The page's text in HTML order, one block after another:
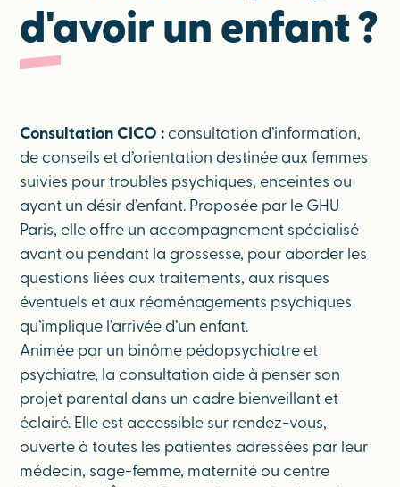
d'avoir un enfant ?
Consultation CICO : consultation d’information,
de conseils et d’orientation destinée aux femmes
suivies pour troubles psychiques, enceintes ou
ayant un désir d’enfant. Proposée par le GHU
Paris, elle offre un accompagnement spécialisé
avant ou pendant la grossesse, pour aborder les
questions liées aux traitements, aux risques
éventuels et aux réaménagements psychiques
qu’implique l’arrivée d’un enfant.
Animée par un binôme pédopsychiatre et
psychiatre, la consultation aide à penser son
projet parental dans un cadre bienveillant et
éclairé. Elle est accessible sur rendez-vous,
ouverte à toutes les patientes adressées par leur
médecin, sage-femme, maternité ou centre